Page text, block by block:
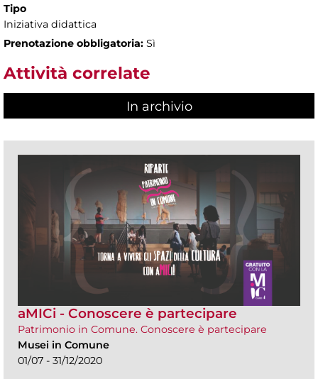
Tipo
Iniziativa didattica
Prenotazione obbligatoria: Sì
Attività correlate
In archivio
aMICi - Conoscere è partecipare
Patrimonio in Comune. Conoscere è partecipare
Musei in Comune
01/07 - 31/12/2020